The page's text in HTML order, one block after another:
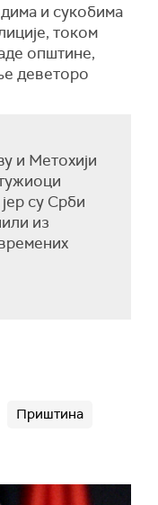
и сукобима
током
општине,
деветоро
и Метохији
су Срби
из
Приштина